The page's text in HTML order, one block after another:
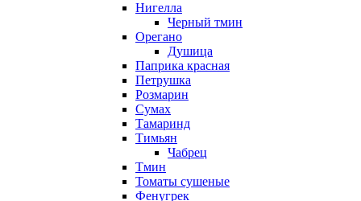
Нигелла
Черный тмин
Орегано
Душица
Паприка красная
Петрушка
Розмарин
Сумах
Тамаринд
Тимьян
Чабрец
Тмин
Томаты сушеные
Фенугрек